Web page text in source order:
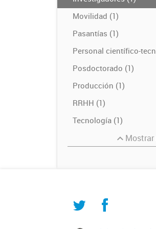
Movilidad (1)
Pasantías (1)
Personal científico-
Posdoctorado (1)
Producción (1)
RRHH (1)
Tecnología (1)
Mostrar